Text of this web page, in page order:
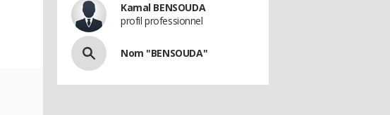
Kamal BENSOUDA
profil professionnel
Nom "BENSOUDA"